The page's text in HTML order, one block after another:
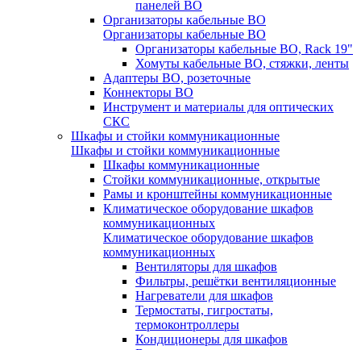
панелей ВО
Организаторы кабельные ВО
Организаторы кабельные ВО
Организаторы кабельные ВО, Rack 19"
Хомуты кабельные ВО, стяжки, ленты
Адаптеры ВО, розеточные
Коннекторы ВО
Инструмент и материалы для оптических
СКС
Шкафы и стойки коммуникационные
Шкафы и стойки коммуникационные
Шкафы коммуникационные
Стойки коммуникационные, открытые
Рамы и кронштейны коммуникационные
Климатическое оборудование шкафов
коммуникационных
Климатическое оборудование шкафов
коммуникационных
Вентиляторы для шкафов
Фильтры, решётки вентиляционные
Нагреватели для шкафов
Термостаты, гигростаты,
термоконтроллеры
Кондиционеры для шкафов